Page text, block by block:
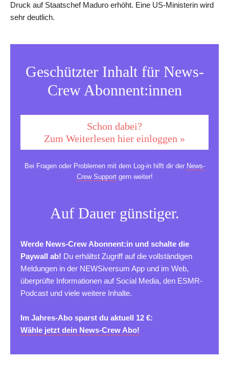
Druck auf Staatschef Maduro erhöht. Eine US-Ministerin wird
sehr deutlich.
Geschützter Inhalt für News-
Crew Abonnent:innen
Schon dabei?
Zum Weiterlesen hier einloggen »
Bei Fragen oder Problemen mit dem Log-in hilft dir der News-
Crew Supportgern weiter!
Auf Dauer günstiger.
Werde News-Crew Abonnent:in und schalte die
Paywall ab! Du erhältst Zugriff auf die vollständigen
Meldungen in der NEWSiversum App und im Web,
überprüfte Informationen auf Social Media, den ESMR-
Podcast und viele weitere Inhalte.
Im Jahres-Abo sparst du aktuell 12 €:
Wähle jetzt dein News-Crew Abo!